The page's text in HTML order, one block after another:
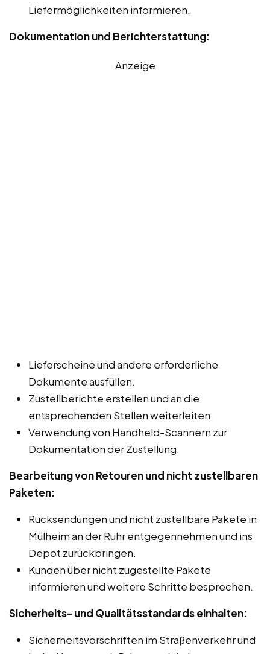
Liefermöglichkeiten informieren.
Dokumentation und Berichterstattung:
Anzeige
Lieferscheine und andere erforderliche
Dokumente ausfüllen.
Zustellberichte erstellen und an die
entsprechenden Stellen weiterleiten.
Verwendung von Handheld-Scannern zur
Dokumentation der Zustellung.
Bearbeitung von Retouren und nicht zustellbaren
Paketen:
Rücksendungen und nicht zustellbare Pakete in
Mülheim an der Ruhr entgegennehmen und ins
Depot zurückbringen.
Kunden über nicht zugestellte Pakete
informieren und weitere Schritte besprechen.
Sicherheits- und Qualitätsstandards einhalten:
Sicherheitsvorschriften im Straßenverkehr und